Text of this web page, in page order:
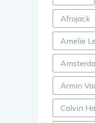
Afrojack
Amelie
Armin
Calvin